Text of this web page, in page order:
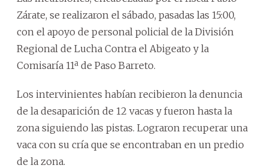
Zárate, se realizaron el sábado, pasadas las 15:00,
con el apoyo de personal policial de la División
Regional de Lucha Contra el Abigeato y la
Comisaría 11ª de Paso Barreto.
Los intervinientes habían recibieron la denuncia
de la desaparición de 12 vacas y fueron hasta la
zona siguiendo las pistas. Lograron recuperar una
vaca con su cría que se encontraban en un predio
de la zona.